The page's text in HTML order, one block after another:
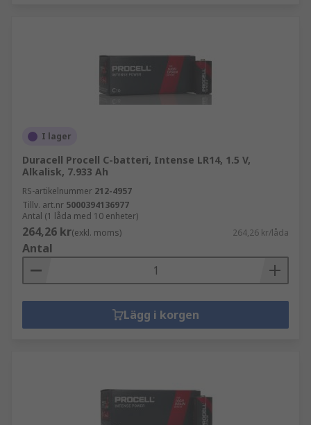
I lager
Duracell Procell C-batteri, Intense LR14, 1.5 V,
Alkalisk, 7.933 Ah
RS-artikelnummer 212-4957
Tillv. art.nr 5000394136977
Antal (1 låda med 10 enheter)
264,26 kr(exkl. moms) 264,26 kr/låda
Antal
Lägg i korgen